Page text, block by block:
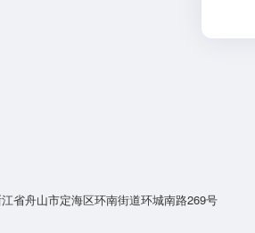
省舟山市定海区环南街道环城南路269号